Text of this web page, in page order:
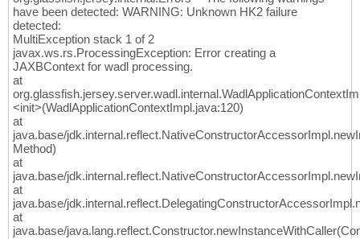
have been detected: WARNING: Unknown HK2 failure
detected:
MultiException stack 1 of 2
javax.ws.rs.ProcessingException: Error creating a
JAXBContext for wadl processing.
at
<init>(WadlApplicationContextImpl.java:120)
at
java.base/
Method)
at
java.base/
at
java.base/
at
java.base/